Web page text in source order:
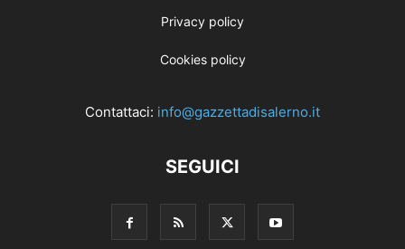
Privacy policy
Cookies policy
Contattaci: info@gazzettadisalerno.it
SEGUICI